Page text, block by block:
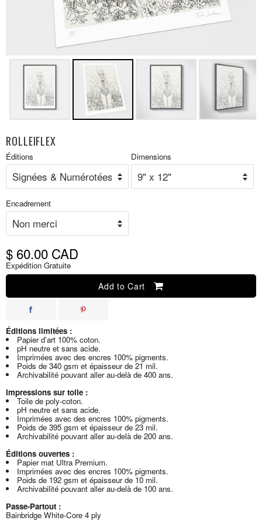
ROLLEIFLEX
Prix
réduit
Éditions Dimensions
Encadrement
$ 60.00 CAD
Expédition Gratuite
Add to Cart
Éditions limitées :
Papier d’art 100% coton.
pH neutre et sans acide.
Imprimées avec des encres 100% pigments.
Poids de 340 gsm et épaisseur de 21 mil.
Archivabilité pouvant aller au-delà de 400 ans.
Impressions sur toile :
Toile de poly-coton.
pH neutre et sans acide.
Imprimées avec des encres 100% pigments.
Poids de 395 gsm et épaisseur de 23 mil.
Archivabilité pouvant aller au-delà de 200 ans.
Éditions ouvertes :
Papier mat Ultra Premium.
Imprimées avec des encres 100% pigments.
Poids de 192 gsm et épaisseur de 10 mil.
Archivabilité pouvant aller au-delà de 100 ans.
Passe-Partout :
Bainbridge White-Core 4 ply